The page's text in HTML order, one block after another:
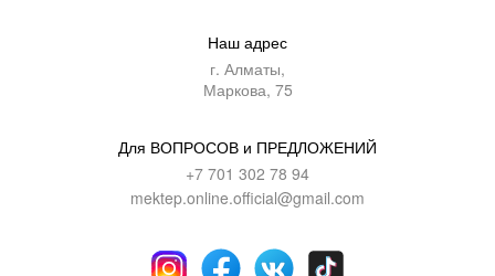
Наш адрес
г. Алматы,
Маркова, 75
Для ВОПРОСОВ и ПРЕДЛОЖЕНИЙ
+7 701 302 78 94
mektep.online.official@gmail.com